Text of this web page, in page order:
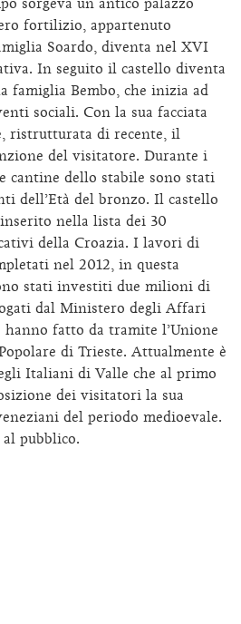
sorgeva un antico palazzo
fortilizio, appartenuto
Soardo, diventa nel XVI
In seguito il castello diventa
famiglia Bembo, che inizia ad
sociali. Con la sua facciata
ristrutturata di recente, il
del visitatore. Durante i
cantine dello stabile sono stati
dell’Età del bronzo. Il castello
nella lista dei 30
della Croazia. I lavori di
nel 2012, in questa
stati investiti due milioni di
dal Ministero degli Affari
fatto da tramite l’Unione
di Trieste. Attualmente è
Italiani di Valle che al primo
dei visitatori la sua
del periodo medioevale.
pubblico.